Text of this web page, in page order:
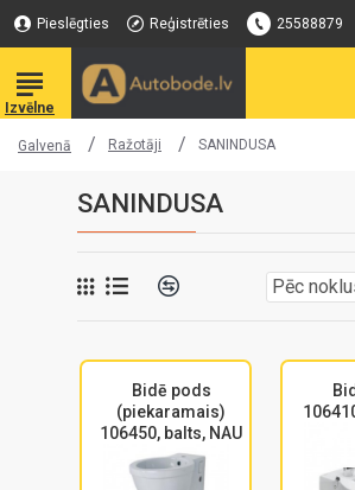
Pieslēgties Reģistrēties 25588879
Galvenā Ražotāji SANINDUSA
SANINDUSA
Bidē pods
(piekaramais)
106450, balts, NAU